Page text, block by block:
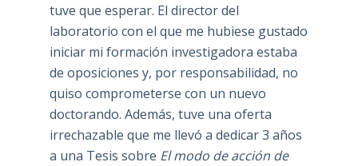
tuve que esperar. El director del
laboratorio con el que me hubiese gustado
iniciar mi formación investigadora estaba
de oposiciones y, por responsabilidad, no
quiso comprometerse con un nuevo
doctorando. Además, tuve una oferta
irrechazable que me llevó a dedicar 3 años
a una Tesis sobre El modo de acción de